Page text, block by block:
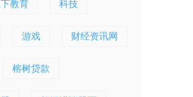
教育 科技
游戏 财经资讯网
榕树贷款